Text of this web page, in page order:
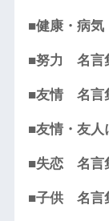
■健康・病
■努力 名言
■友情 名言
■友情・友人
■失恋 名言
■子供 名言